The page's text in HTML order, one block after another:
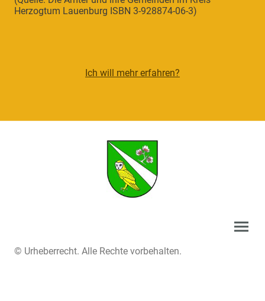
Herzogtum Lauenburg ISBN 3-928874-06-3)
Ich will mehr erfahren?
© Urheberrecht. Alle Rechte vorbehalten.